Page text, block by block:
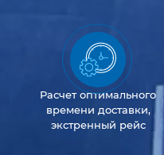
Расчет оптимального
времени доставки,
экстренный рейс